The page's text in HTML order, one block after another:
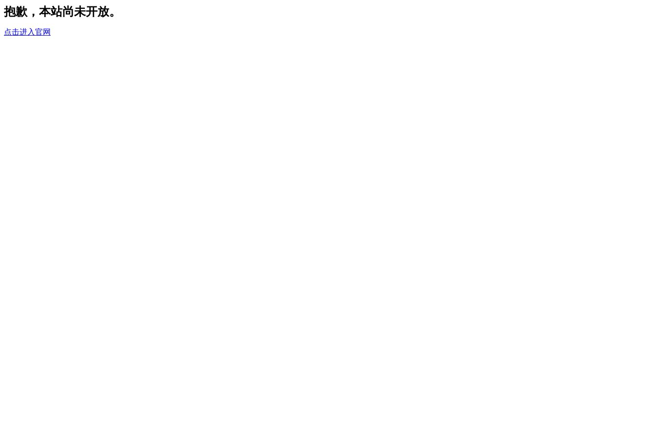
抱歉，本站尚未开放。
点击进入官网